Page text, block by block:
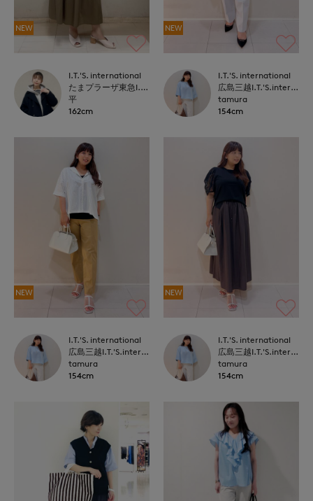
NEW
I.T.'S. international
たまプラーザ東急I.T.'S.international
平
162cm
NEW
I.T.'S. international
広島三越I.T.'S.international
tamura
154cm
NEW
I.T.'S. international
広島三越I.T.'S.international
tamura
154cm
NEW
I.T.'S. international
広島三越I.T.'S.international
tamura
154cm